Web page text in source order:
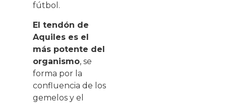
fútbol.
El tendón de
Aquiles es el
más potente del
organismo, se
forma por la
confluencia de los
gemelos y el